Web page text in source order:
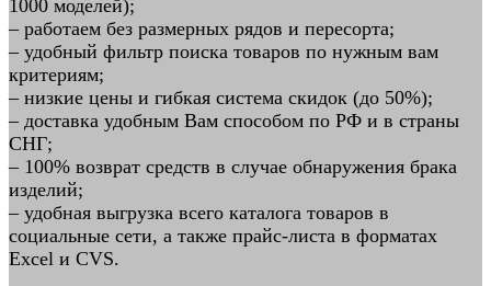
1000 моделей);
– работаем без размерных рядов и пересорта;
– удобный фильтр поиска товаров по нужным вам
критериям;
– низкие цены и гибкая система скидок (до 50%);
– доставка удобным Вам способом по РФ и в страны
СНГ;
– 100% возврат средств в случае обнаружения брака
изделий;
– удобная выгрузка всего каталога товаров в
социальные сети, а также прайс-листа в форматах
Excel и CVS.